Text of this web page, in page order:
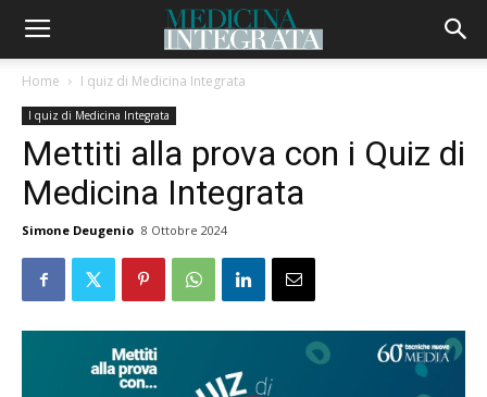
Home I quiz di Medicina Integrata
I quiz di Medicina Integrata
Mettiti alla prova con i Quiz di
Medicina Integrata
Simone Deugenio 8 Ottobre 2024